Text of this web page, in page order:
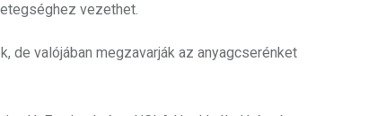
vezethet.
de valójában megzavarják az anyagcserénket